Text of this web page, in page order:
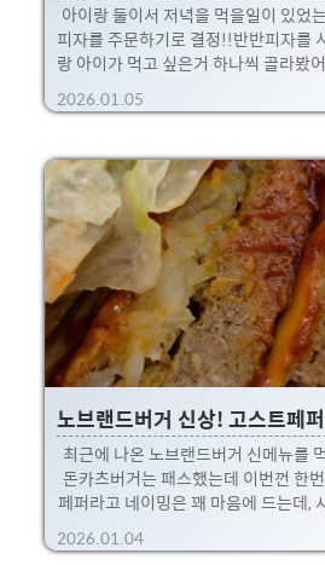
아이랑 둘이서 저녁을 먹을일이 있었
피자를 주문하기로 결정!!반반피자를
랑 아이가 먹고 싶은거 하나씩 골라봤
들어간 88 페페로니와,아이는 감자튀
스 포테이토를 픽! 페페로니는 살짝
자튀김 위에 베이컨과 마요네즈가 올
아할 것 같은 맛!살짝 매콤한 페페로
싶어할 맛!이었네요 ㅋ 각자 좋아하
복한 저녁을 보냈습니다~ 자, 그럼
2026.01.05
최근에 나온 노브랜드버거 신메뉴를
돈카츠버거는 패스했는데 이번껀 한
페퍼라고 네이밍은 꽤 마음에 드는데,
었네요 ㅎㅎ매운맛 끝판왕이라는 홍보
일단 단 매운맛이라길래 살짝 쫄아서
2026.01.04